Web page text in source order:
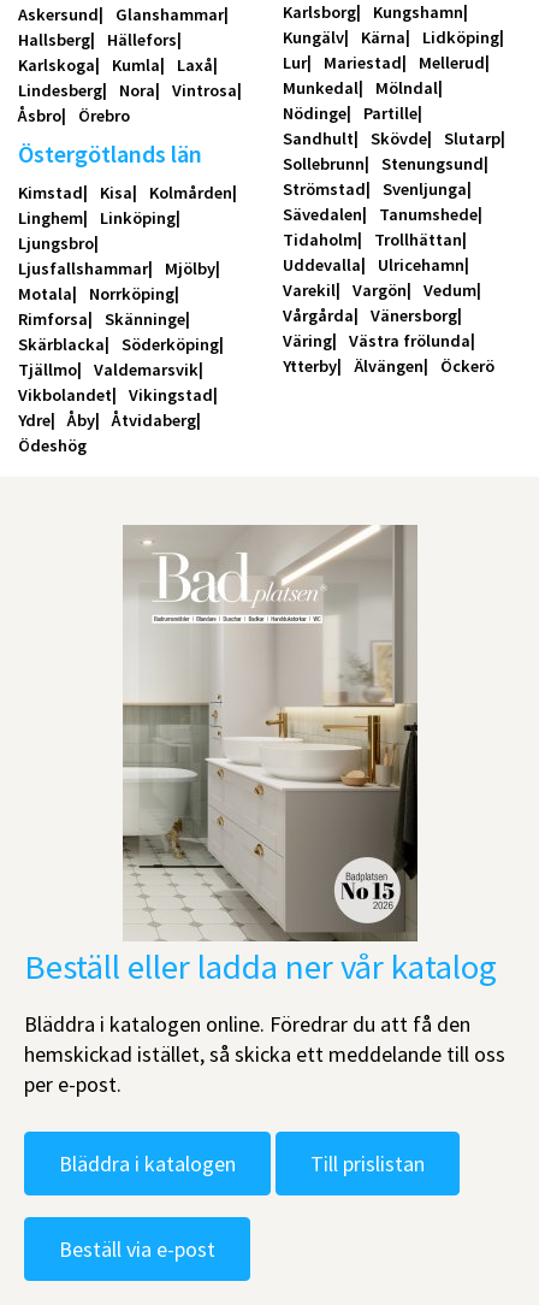
Askersund
Glanshammar
Hallsberg
Hällefors
Karlskoga
Kumla
Laxå
Lindesberg
Nora
Vintrosa
Åsbro
Örebro
Östergötlands län
Kimstad Kisa
Kolmården
Linghem
Linköping
Ljungsbro
Ljusfallshammar
Mjölby
Motala
Norrköping
Rimforsa
Skänninge
Skärblacka
Söderköping
Tjällmo
Valdemarsvik
Vikbolandet
Vikingstad
Ydre
Åby
Åtvidaberg
Ödeshög
Karlsborg
Kungshamn
Kungälv
Kärna
Lidköping
Lur
Mariestad
Mellerud
Munkedal
Mölndal
Nödinge
Partille
Sandhult
Skövde
Slutarp
Sollebrunn
Stenungsund
Strömstad
Svenljunga
Sävedalen
Tanumshede
Tidaholm
Trollhättan
Uddevalla
Ulricehamn
Varekil
Vargön
Vedum
Vårgårda
Vänersborg
Väring
Västra frölunda
Ytterby
Älvängen Öckerö
Beställ eller ladda ner vår katalog
Bläddra i katalogen online. Föredrar du att få den
hemskickad istället, så skicka ett meddelande till oss
per e-post.
Bläddra i katalogen Till prislistan
Beställ via e-post